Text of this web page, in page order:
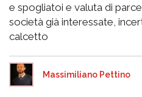
e spogliatoi e valuta di
società già interessate,
calcetto
Massimiliano Pettino